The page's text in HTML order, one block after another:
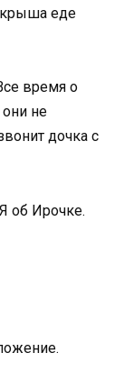
крыша еде
время о
не
дочка с
об Ирочке.